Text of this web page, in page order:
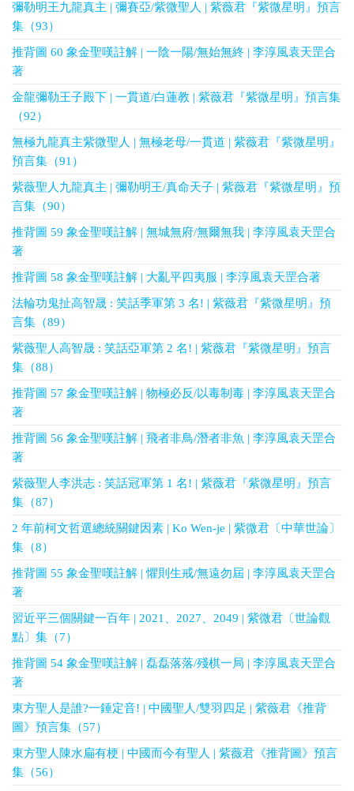
彌勒明王九龍真主 | 彌賽亞/紫微聖人 | 紫薇君『紫微星明』預言
集（93）
推背圖 60 象金聖嘆註解 | 一陰一陽/無始無終 | 李淳風袁天罡合
著
金龍彌勒王子殿下 | 一貫道/白蓮教 | 紫薇君『紫微星明』預言集
（92）
無極九龍真主紫微聖人 | 無極老母/一貫道 | 紫薇君『紫微星明』
預言集（91）
紫薇聖人九龍真主 | 彌勒明王/真命天子 | 紫薇君『紫微星明』預
言集（90）
推背圖 59 象金聖嘆註解 | 無城無府/無爾無我 | 李淳風袁天罡合
著
推背圖 58 象金聖嘆註解 | 大亂平四夷服 | 李淳風袁天罡合著
法輪功鬼扯高智晟 : 笑話季軍第 3 名! | 紫薇君『紫微星明』預
言集（89）
紫薇聖人高智晟 : 笑話亞軍第 2 名! | 紫薇君『紫微星明』預言
集（88）
推背圖 57 象金聖嘆註解 | 物極必反/以毒制毒 | 李淳風袁天罡合
著
推背圖 56 象金聖嘆註解 | 飛者非鳥/潛者非魚 | 李淳風袁天罡合
著
紫薇聖人李洪志 : 笑話冠軍第 1 名! | 紫薇君『紫微星明』預言
集（87）
2 年前柯文哲選總統關鍵因素 | Ko Wen-je | 紫微君〔中華世論〕
集（8）
推背圖 55 象金聖嘆註解 | 懼則生戒/無遠勿屆 | 李淳風袁天罡合
著
習近平三個關鍵一百年 | 2021、2027、2049 | 紫微君〔世論觀
點〕集（7）
推背圖 54 象金聖嘆註解 | 磊磊落落/殘棋一局 | 李淳風袁天罡合
著
東方聖人是誰?一錘定音! | 中國聖人/雙羽四足 | 紫薇君《推背
圖》預言集（57）
東方聖人陳水扁有梗 | 中國而今有聖人 | 紫薇君《推背圖》預言
集（56）